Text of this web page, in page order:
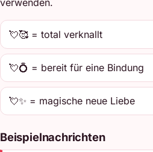
verwenden.
💘🥰 = total verknallt
💘💍 = bereit für eine Bindung
💘✨ = magische neue Liebe
Beispielnachrichten